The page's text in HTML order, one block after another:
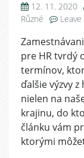
12. 11. 2020
Různé
pre HR tvrdý
termínov,
ďalšie výzvy
nielen na
krajinu, do
článku vám
ktorými